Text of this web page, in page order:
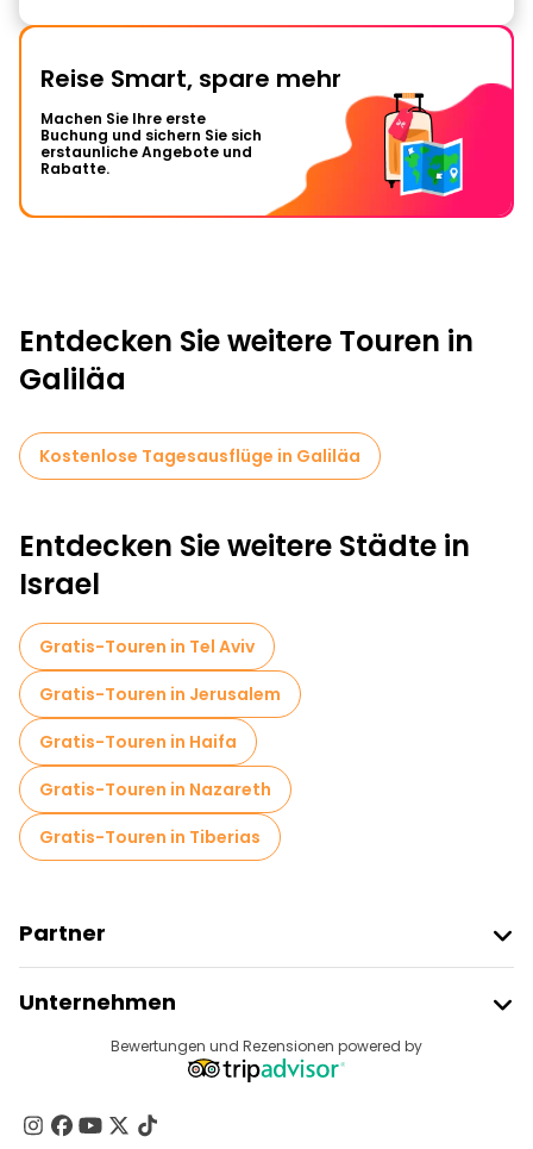
Reise Smart, spare mehr
Machen Sie Ihre erste
Buchung und sichern Sie sich
erstaunliche Angebote und
Rabatte.
Entdecken Sie weitere Touren in
Galiläa
Kostenlose Tagesausflüge in Galiläa
Entdecken Sie weitere Städte in
Israel
Gratis-Touren in Tel Aviv
Gratis-Touren in Jerusalem
Gratis-Touren in Haifa
Gratis-Touren in Nazareth
Gratis-Touren in Tiberias
Partner
Anbieter-Anmeldung
Affiliate-Programm
Unternehmen
Reiseziele
Kontakt
Bewertungen und Rezensionen powered by